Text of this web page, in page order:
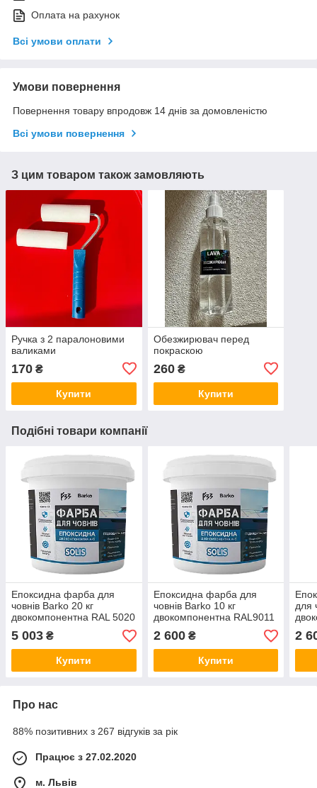
Оплата на рахунок
Всі умови оплати
Умови повернення
Повернення товару впродовж 14 днів за домовленістю
Всі умови повернення
З цим товаром також замовляють
Ручка з 2 паралоновими
валиками
170 ₴
Купити
Обезжирювач перед
покраскою
260₴
Купити
Подібні товари компанії
Епоксидна фарба для
човнів Barko 20 кг
двокомпонентна RAL 5020
Синій
5 003 ₴
Купити
Епоксидна фарба для
човнів Barko 10 кг
двокомпонентна RAL9011
Чорна
2 600₴
Купити
для
2
Про нас
88% позитивних з 267 відгуків за рік
Працює з 27.02.2020
м. Львів